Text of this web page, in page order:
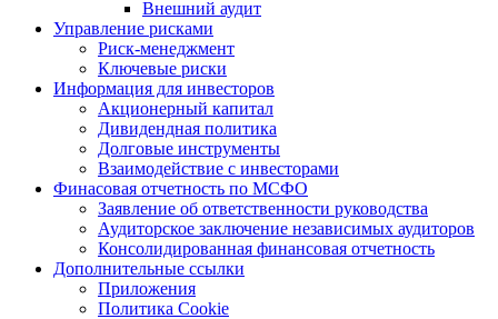
Внешний аудит
Управление рисками
Риск-менеджмент
Ключевые риски
Информация для инвесторов
Акционерный капитал
Дивидендная политика
Долговые инструменты
Взаимодействие с инвеcторами
Финасовая отчетность по МСФО
Заявление об ответственности руководства
Аудиторское заключение независимых аудиторов
Консолидированная финансовая отчетность
Дополнительные ссылки
Приложения
Политика Cookie